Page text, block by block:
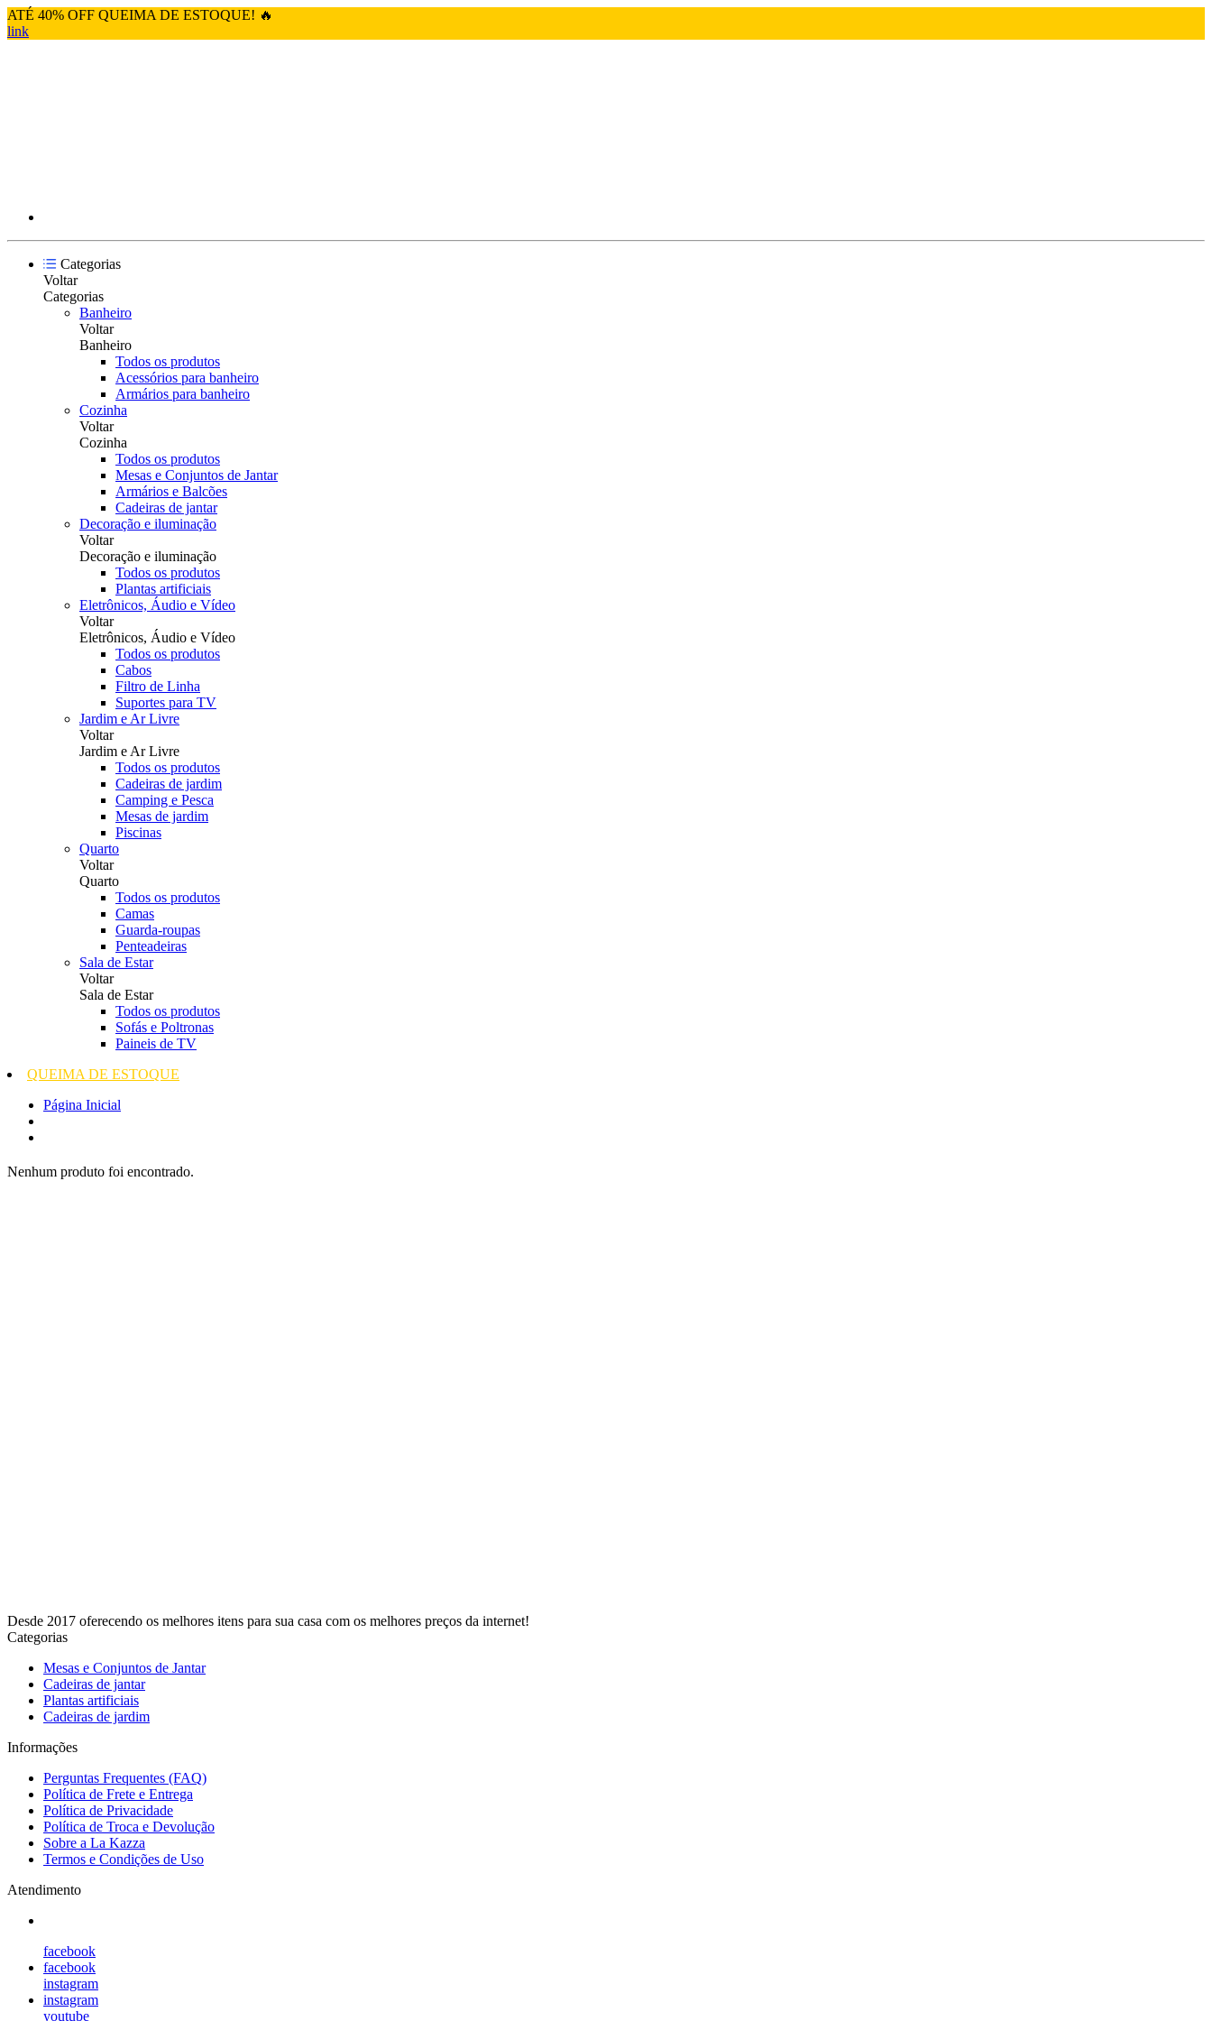
ATÉ 40% OFF QUEIMA DE ESTOQUE! 🔥
link
Categorias
Voltar
Categorias
Banheiro
Voltar
Banheiro
Todos os produtos
Acessórios para banheiro
Armários para banheiro
Cozinha
Voltar
Cozinha
Todos os produtos
Mesas e Conjuntos de Jantar
Armários e Balcões
Cadeiras de jantar
Decoração e iluminação
Voltar
Decoração e iluminação
Todos os produtos
Plantas artificiais
Eletrônicos, Áudio e Vídeo
Voltar
Eletrônicos, Áudio e Vídeo
Todos os produtos
Cabos
Filtro de Linha
Suportes para TV
Jardim e Ar Livre
Voltar
Jardim e Ar Livre
Todos os produtos
Cadeiras de jardim
Camping e Pesca
Mesas de jardim
Piscinas
Quarto
Voltar
Quarto
Todos os produtos
Camas
Guarda-roupas
Penteadeiras
Sala de Estar
Voltar
Sala de Estar
Todos os produtos
Sofás e Poltronas
Paineis de TV
QUEIMA DE ESTOQUE
Página Inicial
Nenhum produto foi encontrado.
Desde 2017 oferecendo os melhores itens para sua casa com os melhores preços da internet!
Categorias
Mesas e Conjuntos de Jantar
Cadeiras de jantar
Plantas artificiais
Cadeiras de jardim
Informações
Perguntas Frequentes (FAQ)
Política de Frete e Entrega
Política de Privacidade
Política de Troca e Devolução
Sobre a La Kazza
Termos e Condições de Uso
Atendimento
facebook
facebook
instagram
instagram
youtube